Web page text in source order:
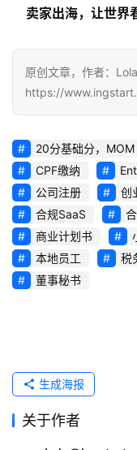
卖家出海，让世界
原创文章，作者：
https://
20分基础分，MOM
CPF缴纳
公司注册
创
合规SaaS
商业计划书
本地员工
税
董事秘书
生成海报
关于作者